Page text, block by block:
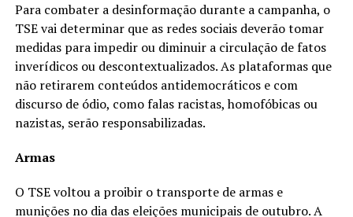
Para combater a desinformação durante a campanha, o
TSE vai determinar que as redes sociais deverão tomar
medidas para impedir ou diminuir a circulação de fatos
inverídicos ou descontextualizados. As plataformas que
não retirarem conteúdos antidemocráticos e com
discurso de ódio, como falas racistas, homofóbicas ou
nazistas, serão responsabilizadas.
Armas
O TSE voltou a proibir o transporte de armas e
munições no dia das eleições municipais de outubro. A